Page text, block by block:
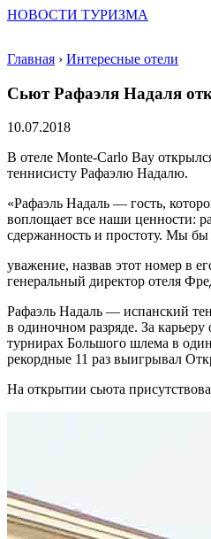
НОВОСТИ ТУРИЗМА
Главная › Интересные отели
Сьют Рафаэля Надаля
10.07.2018
В отеле Monte-Carlo Bay
теннисисту Рафаэлю Надалю.
«Рафаэль Надаль — гость,
воплощает все наши ценности:
сдержанность и простоту. Мы бы
уважение, назвав этот номер в
генеральный директор отеля
Рафаэль Надаль — испанский
в одиночном разряде. За
турнирах Большого шлема в
рекордные 11 раз выигрывал
На открытии сьюта